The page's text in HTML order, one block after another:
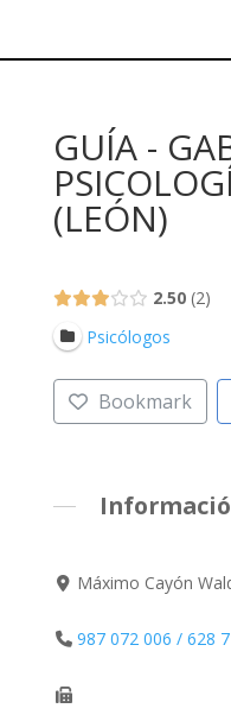
GUÍA -
(LEÓN)
2.50 2
Psicólogos
Bookmark
Máximo Cayón
987 072 006 / 628